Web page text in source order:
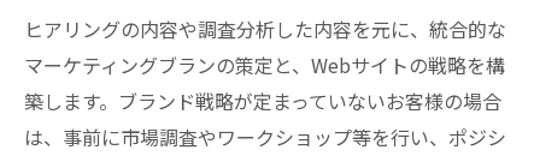
ヒアリングの内容や調査分析した内容を元に、統合的な
マーケティングブランの策定と、Webサイトの戦略を構
築します。ブランド戦略が定まっていないお客様の場合
は、事前に市場調査やワークショップ等を行い、ポジシ